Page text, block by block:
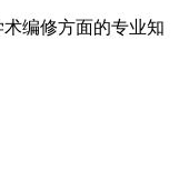
编修方面的专业知